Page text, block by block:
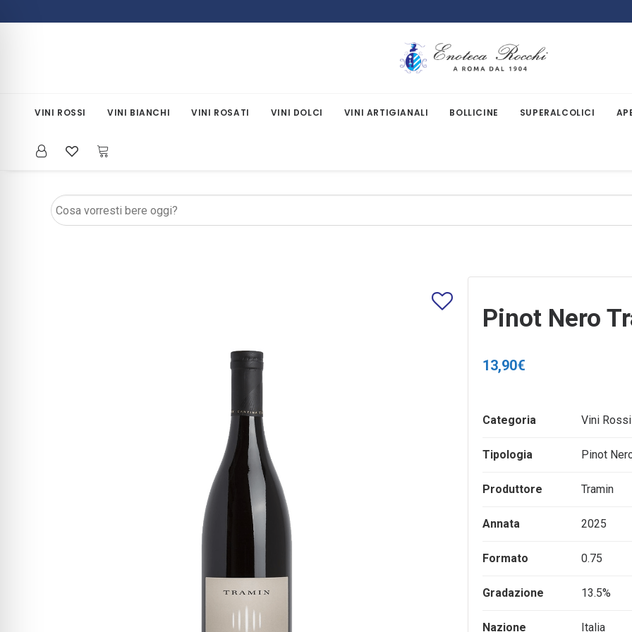
VINI ROSSI VINI BIANCHI VINI ROSATI VINI DOLCI VINI ARTIGIANALI BOLLICINE SUPERALCOLICI
Pinot Nero
13,90€
Categoria Vini Rossi
Tipologia Pinot
Produttore Tramin
Annata 2025
Formato 0.75
Gradazione 13.5%
Nazione Italia